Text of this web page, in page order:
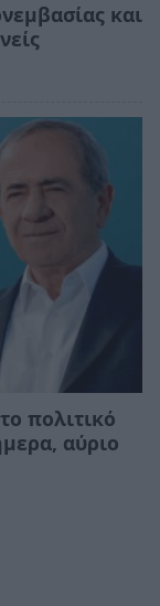
και
πολιτικό
αύριο